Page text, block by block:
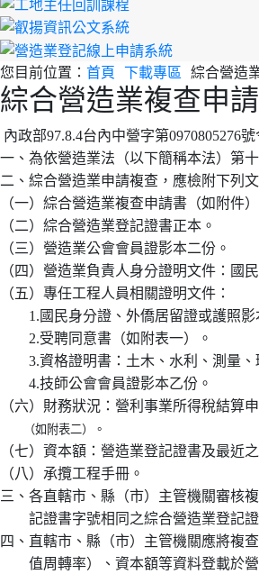
您目前位置： 首頁 下載專區 綜合營造
綜合營造業複查申
內政部97.8.4台內中營字第0970805276
一、為依營造業法（以下簡稱本法）第
二、綜合營造業申請複查，應檢附下列
（一）綜合營造業複查申請書（如附件）
（二）綜合營造業登記證書正本。
（三）營造業公會會員證影本二份。
（四）營造業負責人身分證明文件：國
（五）專任工程人員相關證明文件：
1.國民身分證、外僑居留證或護照影
2.受聘同意書（如附表一）。
3.資格證明書：土木、水利、測量、
4.技師公會會員證影本乙份。
（六）財務狀況：營利事業所得稅結算
（如附表二）。
（七）資本額：營造業登記證書及最近
（八）承攬工程手冊。
三、各直轄市、縣（市）主管機關審核
記證書字號相同之綜合營造業登記證
四、直轄市、縣（市）主管機關應將複
值周轉率）、資本額等資料登載於營